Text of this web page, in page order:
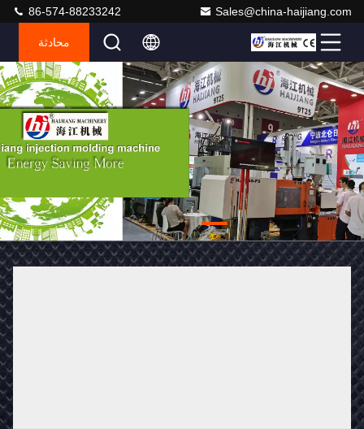
Sales@china-haijiang.com
86-574-88233242
محادثة